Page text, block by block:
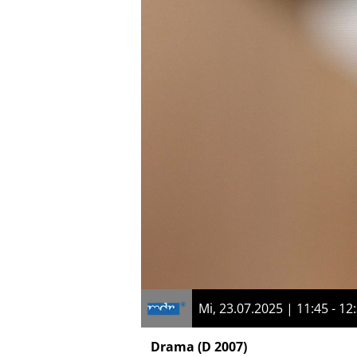
Mi, 23.07.2025 | 11:45 -
Drama (D 2007)